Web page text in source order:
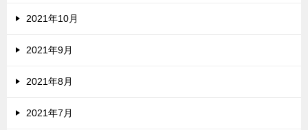
2021年10月
2021年9月
2021年8月
2021年7月